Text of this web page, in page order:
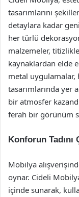
tasarımlarını
detaylara kadar
her türlü
malzemeler,
kaynaklardan elde
metal uygulamalar,
tasarımlarında yer
bir atmosfer
ferah bir görünüm
Konforun Tadını
Mobilya
oynar. Cideli
içinde sunarak,